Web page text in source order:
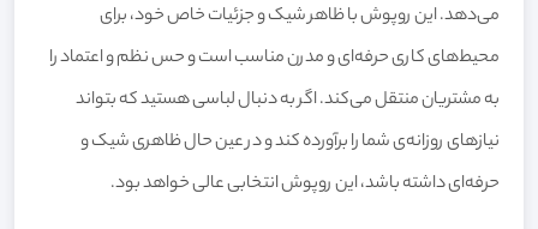
می‌دهد. این روپوش با ظاهر شیک و جزئیات خاص خود، برای
محیط‌های کاری حرفه‌ای و مدرن مناسب است و حس نظم و اعتماد را
به مشتریان منتقل می‌کند. اگر به دنبال لباسی هستید که بتواند
نیازهای روزانه‌ی شما را برآورده کند و در عین حال ظاهری شیک و
حرفه‌ای داشته باشد، این روپوش انتخابی عالی خواهد بود.